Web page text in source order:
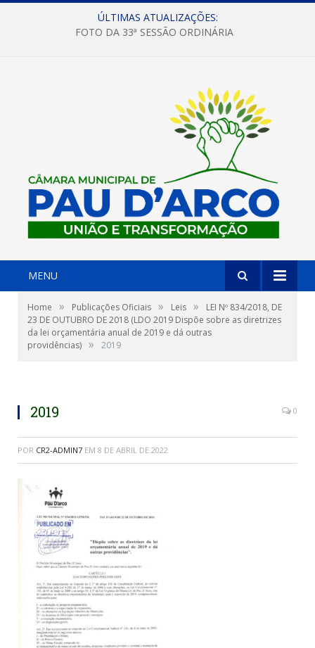
ÚLTIMAS ATUALIZAÇÕES:
FOTO DA 33ª SESSÃO ORDINÁRIA
MENU
Home » Publicações Oficiais » Leis »
LEI Nº 834/2018, DE
23 DE OUTUBRO DE 2018 (LDO 2019 Dispõe sobre as diretrizes
da lei orçamentária anual de 2019 e dá outras
providências) » 2019
2019 0
POR CR2-ADMIN7 EM 8 DE ABRIL DE 2022